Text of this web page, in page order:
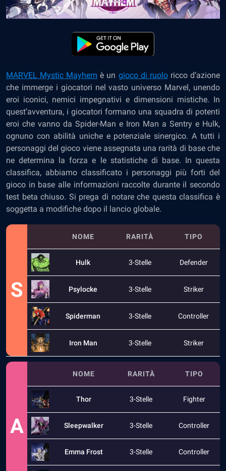
MARVEL Mystic Mayhem è un gioco di ruoloricco d’azione
che immerge i giocatori nel vasto universo Marvel, unendo
eroi iconici, nemici impegnativi e dimensioni mistiche. In
quest’avventura, i giocatori formano una squadra di potenti
eroi che vanno da Spider-Man e Iron Man a Sentry e Hulk,
ognuno con abilità uniche e potenziale sinergico. A tutti i
personaggi del gioco viene assegnata una rarità di base che
ne determina la forza e le statistiche di base. In questa
classifica, abbiamo classificato i personaggi più forti del
gioco in base alle informazioni raccolte durante il secondo
test beta chiuso. Si prega di notare che questa classifica è
soggetta a modifiche dopo il lancio globale.
S
NOME RARITÀ TIPO
Hulk 3-Stelle Defender
Psylocke 3-Stelle Striker
Spiderman 3-Stelle Controller
Iron Man 3-Stelle Striker
A
NOME RARITÀ TIPO
Thor 3-Stelle Fighter
Sleepwalker 3-Stelle Controller
Emma Frost 3-Stelle Controller